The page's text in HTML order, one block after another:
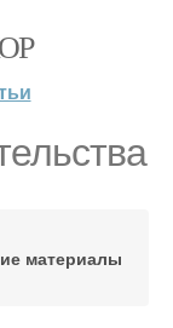
материалы